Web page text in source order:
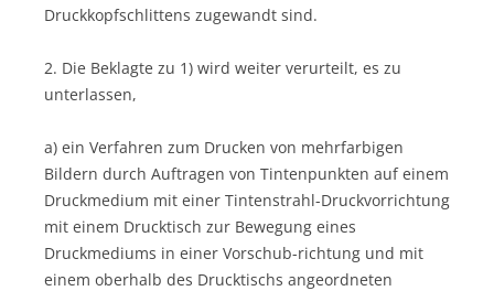
Druckkopfschlittens zugewandt sind.
2. Die Beklagte zu 1) wird weiter verurteilt, es zu
unterlassen,
a) ein Verfahren zum Drucken von mehrfarbigen
Bildern durch Auftragen von Tintenpunkten auf einem
Druckmedium mit einer Tintenstrahl-Druckvorrichtung
mit einem Drucktisch zur Bewegung eines
Druckmediums in einer Vorschub-richtung und mit
einem oberhalb des Drucktischs angeordneten